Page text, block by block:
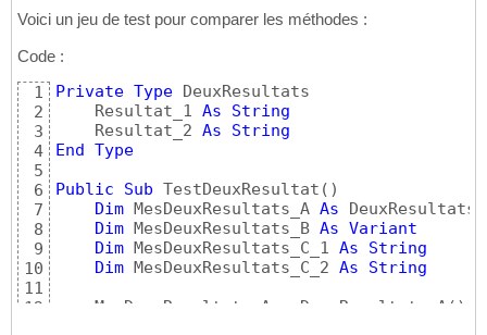
Voici un jeu de test pour comparer les méthodes :
Code :
1
2
3
4
5
6
7
8
9
10
11
12
Private Type DeuxResultats
    Resultat_1
As
String
    Resultat_2
As
String
End
Type
Public
Sub TestDeuxResultat ( )
Dim MesDeuxResultats_A As DeuxResultats
Dim MesDeuxResultats_B As Variant
Dim MesDeuxResultats_C_1 As
String
Dim MesDeuxResultats_C_2 As
String
    MesDeuxResultats_A = DeuxResultats_A
( )